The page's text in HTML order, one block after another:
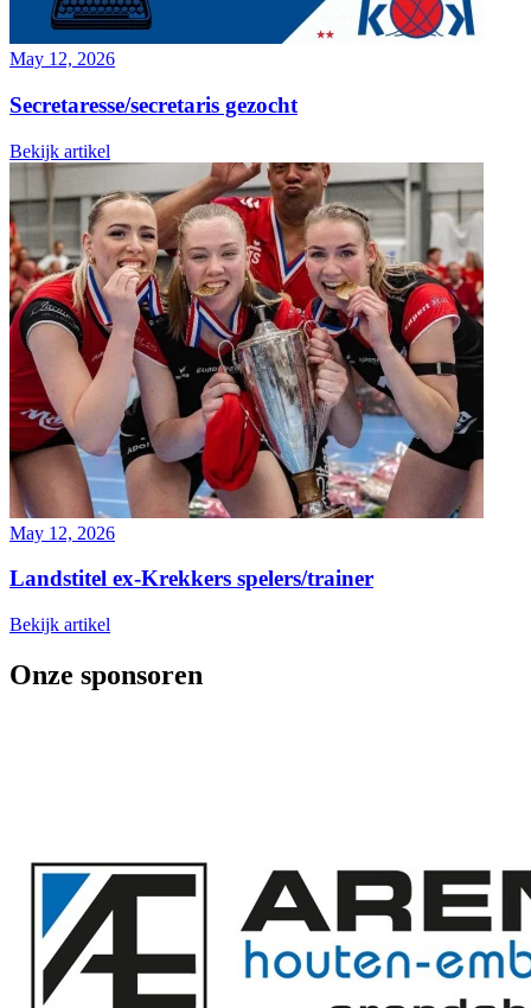
May 12, 2026
Secretaresse/secretaris gezocht
Bekijk artikel
May 12, 2026
Landstitel ex-Krekkers spelers/trainer
Bekijk artikel
Onze sponsoren